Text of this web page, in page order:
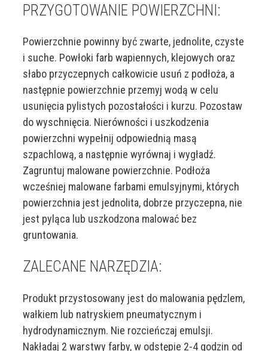
PRZYGOTOWANIE POWIERZCHNI:
Powierzchnie powinny być zwarte, jednolite, czyste
i suche. Powłoki farb wapiennych, klejowych oraz
słabo przyczepnych całkowicie usuń z podłoża, a
następnie powierzchnie przemyj wodą w celu
usunięcia pylistych pozostałości i kurzu. Pozostaw
do wyschnięcia. Nierówności i uszkodzenia
powierzchni wypełnij odpowiednią masą
szpachlową, a następnie wyrównaj i wygładź.
Zagruntuj malowane powierzchnie. Podłoża
wcześniej malowane farbami emulsyjnymi, których
powierzchnia jest jednolita, dobrze przyczepna, nie
jest pyląca lub uszkodzona malować bez
gruntowania.
ZALECANE NARZĘDZIA:
Produkt przystosowany jest do malowania pędzlem,
wałkiem lub natryskiem pneumatycznym i
hydrodynamicznym. Nie rozcieńczaj emulsji.
Nakładaj 2 warstwy farby, w odstępie 2-4 godzin od